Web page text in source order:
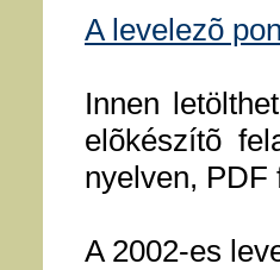
A levelezõ
Innen
elõkészítõ
nyelven, PDF
A 2002-es